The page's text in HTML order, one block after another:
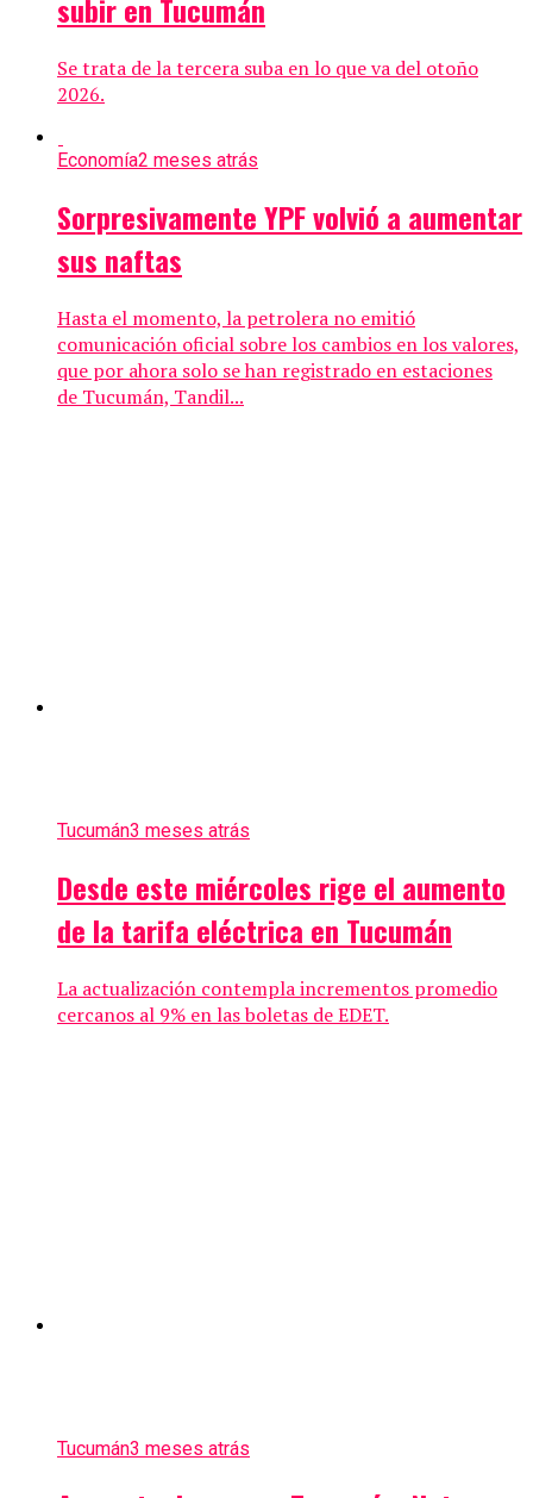
subir en Tucumán
Se trata de la tercera suba en lo que va del otoño
2026.
Economía2 meses atrás
Sorpresivamente YPF volvió a aumentar
sus naftas
Hasta el momento, la petrolera no emitió
comunicación oficial sobre los cambios en los valores,
que por ahora solo se han registrado en estaciones
de Tucumán, Tandil...
Tucumán3 meses atrás
Desde este miércoles rige el aumento
de la tarifa eléctrica en Tucumán
La actualización contempla incrementos promedio
cercanos al 9% en las boletas de EDET.
Tucumán3 meses atrás